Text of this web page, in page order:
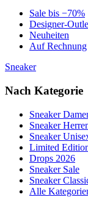
Sale bis −70%
Designer-
Neuheiten
Auf Rechnung
Sneaker
Nach Kategorie
Sneaker
Sneaker
Sneaker
Limited
Drops 2026
Sneaker Sale
Sneaker
Alle